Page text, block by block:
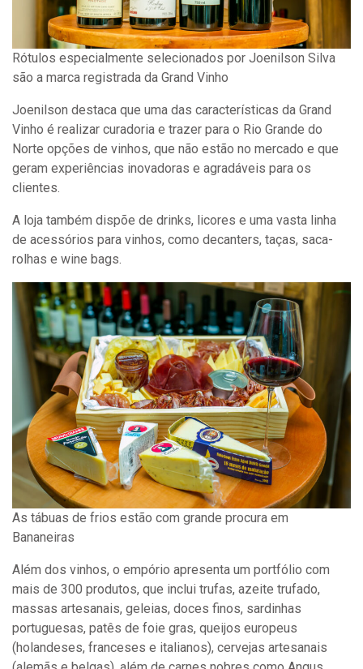
Rótulos especialmente selecionados por Joenilson Silva
são a marca registrada da Grand Vinho
Joenilson destaca que uma das características da Grand
Vinho é realizar curadoria e trazer para o Rio Grande do
Norte opções de vinhos, que não estão no mercado e que
geram experiências inovadoras e agradáveis para os
clientes.
A loja também dispõe de drinks, licores e uma vasta linha
de acessórios para vinhos, como decanters, taças, saca-
rolhas e wine bags.
As tábuas de frios estão com grande procura em
Bananeiras
Além dos vinhos, o empório apresenta um portfólio com
mais de 300 produtos, que inclui trufas, azeite trufado,
massas artesanais, geleias, doces finos, sardinhas
portuguesas, patês de foie gras, queijos europeus
(holandeses, franceses e italianos), cervejas artesanais